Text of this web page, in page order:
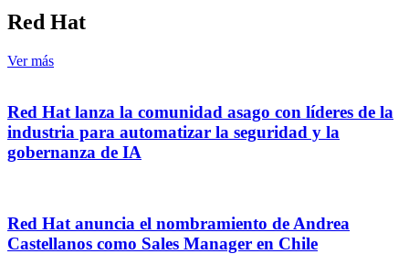
Red Hat
Ver más
Red Hat lanza la comunidad asago con líderes de la
industria para automatizar la seguridad y la
gobernanza de IA
Red Hat anuncia el nombramiento de Andrea
Castellanos como Sales Manager en Chile